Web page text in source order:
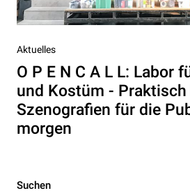
Nächster
Beitrag
Aktuelles
O P E N C A L L: Labor
und Kostüm - Praktisch
Szenografien für die
morgen
Suchen